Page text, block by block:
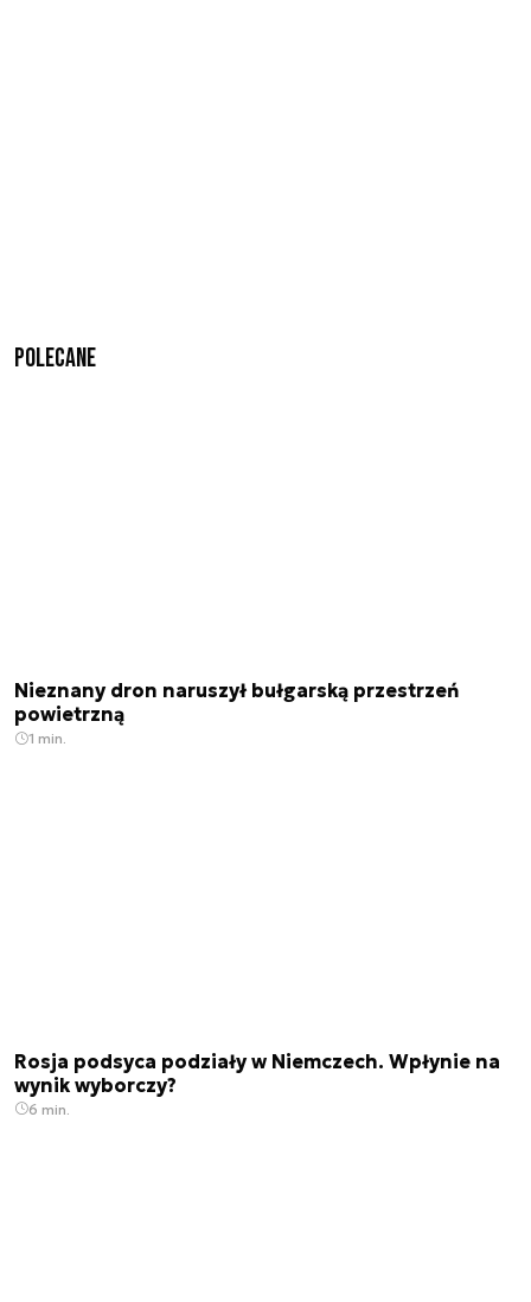
Polecane
Nieznany dron naruszył bułgarską przestrzeń
powietrzną
1 min.
Rosja podsyca podziały w Niemczech. Wpłynie na
wynik wyborczy?
6 min.